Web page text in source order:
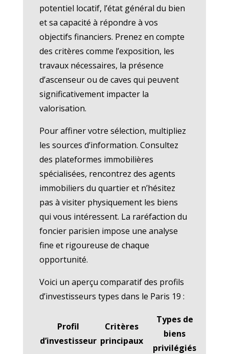
potentiel locatif, l’état général du bien
et sa capacité à répondre à vos
objectifs financiers. Prenez en compte
des critères comme l’exposition, les
travaux nécessaires, la présence
d’ascenseur ou de caves qui peuvent
significativement impacter la
valorisation.
Pour affiner votre sélection, multipliez
les sources d’information. Consultez
des plateformes immobilières
spécialisées, rencontrez des agents
immobiliers du quartier et n’hésitez
pas à visiter physiquement les biens
qui vous intéressent. La raréfaction du
foncier parisien impose une analyse
fine et rigoureuse de chaque
opportunité.
Voici un aperçu comparatif des profils
d’investisseurs types dans le Paris 19 :
Profil
d’investisseur
Critères
principaux
Types de
biens
privilégiés